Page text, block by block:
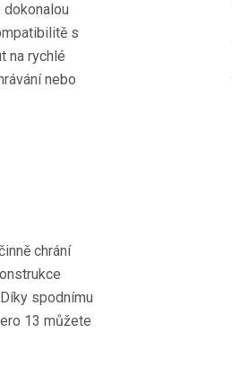
s
na rychlé
nebo
chrání
spodnímu
13 můžete